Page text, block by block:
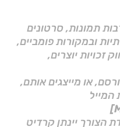
תמונות, סרטונים
ובמקורות פומביים,
סעיף 27א לחוק זכויות יוצרים,
או מייצגים אותם,
המייל
הצורך יינתן קרדיט